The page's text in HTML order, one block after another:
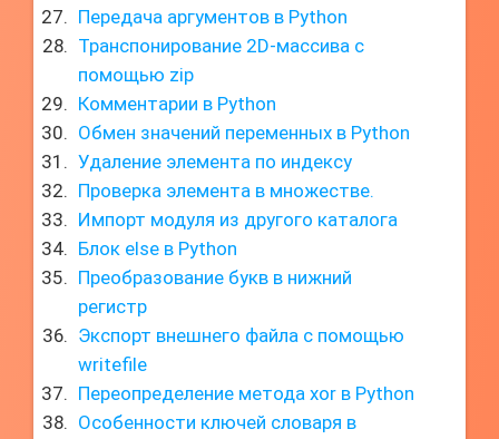
Передача аргументов в Python
Транспонирование 2D-массива с
помощью zip
Комментарии в Python
Обмен значений переменных в Python
Удаление элемента по индексу
Проверка элемента в множестве.
Импорт модуля из другого каталога
Блок else в Python
Преобразование букв в нижний
регистр
Экспорт внешнего файла с помощью
writefile
Переопределение метода xor в Python
Особенности ключей словаря в